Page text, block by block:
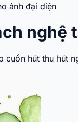
ảnh đại diện
nghệ
cuốn hút thu hút